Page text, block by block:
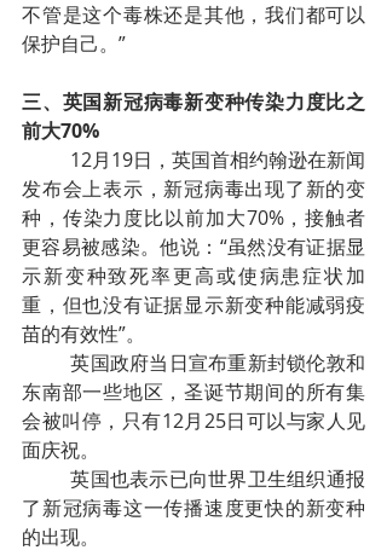
不管是这个毒株还是其他，我们都可以
保护自己。”
三、英国新冠病毒新变种传染力度比之
前大70%
12月19日，英国首相约翰逊在新闻
发布会上表示，新冠病毒出现了新的变
种，传染力度比以前加大70%，接触者
更容易被感染。他说：“虽然没有证据显
示新变种致死率更高或使病患症状加
重，但也没有证据显示新变种能减弱疫
苗的有效性”。
英国政府当日宣布重新封锁伦敦和
东南部一些地区，圣诞节期间的所有集
会被叫停，只有12月25日可以与家人见
面庆祝。
英国也表示已向世界卫生组织通报
了新冠病毒这一传播速度更快的新变种
的出现。